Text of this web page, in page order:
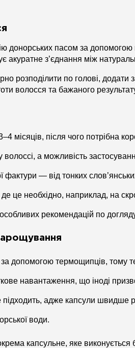
донорських пасом за
акуратне з’єднання між
розподілити по голові, додати
волосся та бажаного
після чого потрібна
а можливість
— від тонких
це необхідно, наприклад, на
рекомендацій по
допомогою термощипців, тому
навантаження, що іноді
адже капсули швидше
води.
капсульне, яке виконується